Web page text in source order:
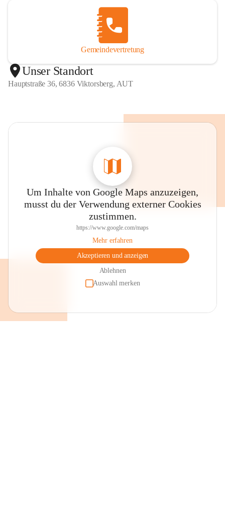
Gemeindevertretung
Unser Standort
Hauptstraße 36, 6836 Viktorsberg, AUT
Um Inhalte von Google Maps anzuzeigen,
musst du der Verwendung externer Cookies
zustimmen.
https://www.google.com/maps
Mehr erfahren
Akzeptieren und anzeigen
Ablehnen
Auswahl merken